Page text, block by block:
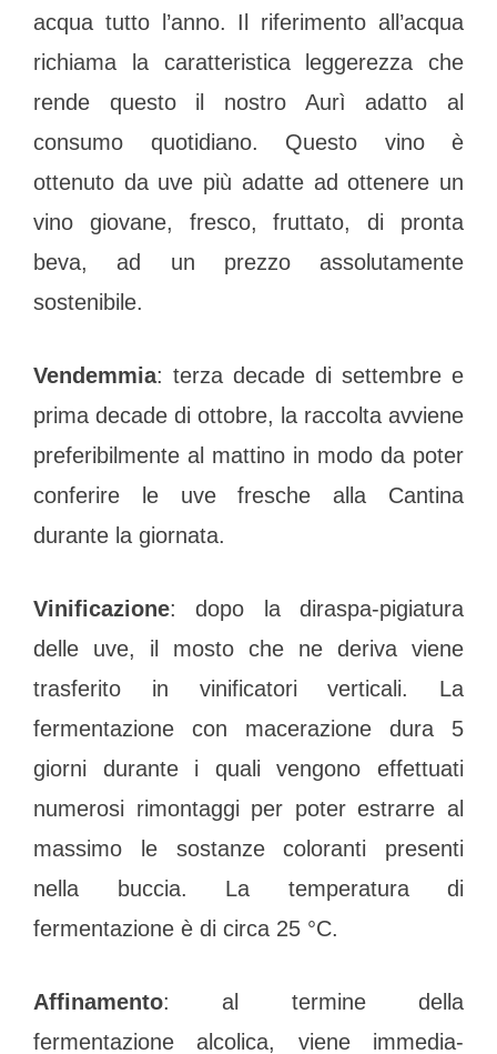
acqua tutto l’anno. Il riferimento all’acqua
richiama la caratteristica leggerezza che
rende questo il nostro Aurì adatto al
consumo quotidiano. Questo vino è
ottenuto da uve più adatte ad ottenere un
vino giovane, fresco, fruttato, di pronta
beva, ad un prezzo assolutamente
sostenibile.
Vendemmia: terza decade di settembre e
prima decade di ottobre, la raccolta avviene
preferibilmente al mattino in modo da poter
conferire le uve fresche alla Cantina
durante la giornata.
Vinificazione: dopo la diraspa-pigiatura
delle uve, il mosto che ne deriva viene
trasferito in vinificatori verticali. La
fermentazione con macerazione dura 5
giorni durante i quali vengono effettuati
numerosi rimontaggi per poter estrarre al
massimo le sostanze coloranti presenti
nella buccia. La temperatura di
fermentazione è di circa 25 °C.
Affinamento: al termine della
fermentazione alcolica, viene immedia-